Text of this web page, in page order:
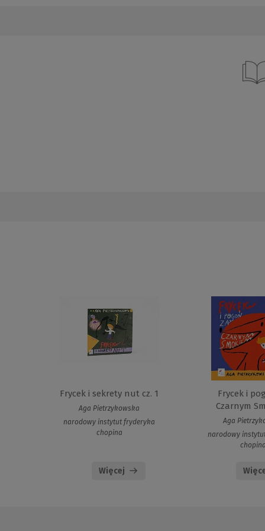
Frycek i sekrety nut cz. 1
Aga Pietrzykowska
narodowy instytut fryderyka
chopina
Więcej
Frycek i
Czarnym
Aga
narodowy